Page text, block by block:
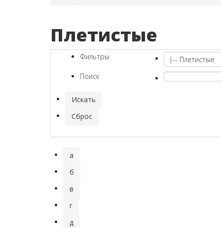
Плетистые
Фильтры
Поиск
а
б
в
г
д